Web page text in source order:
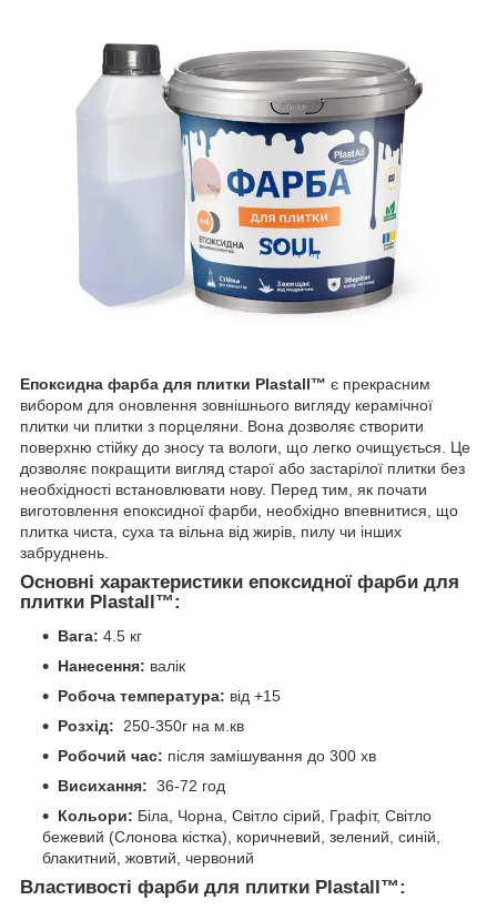
Епоксидна фарба для плитки Plastall™ є прекрасним
вибором для оновлення зовнішнього вигляду керамічної
плитки чи плитки з порцеляни. Вона дозволяє створити
поверхню стійку до зносу та вологи, що легко очищується. Це
дозволяє покращити вигляд старої або застарілої плитки без
необхідності встановлювати нову. Перед тим, як почати
виготовлення епоксидної фарби, необхідно впевнитися, що
плитка чиста, суха та вільна від жирів, пилу чи інших
забруднень.
Основні характеристики епоксидної фарби для
плитки Plastall™:
Вага: 4.5 кг
Нанесення: валік
Робоча температура: від +15
Розхід: 250-350г на м.кв
Робочий час: після замішування до 300 хв
Висихання: 36-72 год
Кольори: Біла, Чорна, Світло сірий, Графіт, Світло
бежевий (Слонова кістка), коричневий, зелений, синій,
блакитний, жовтий, червоний
Властивості фарби для плитки Plastall™: